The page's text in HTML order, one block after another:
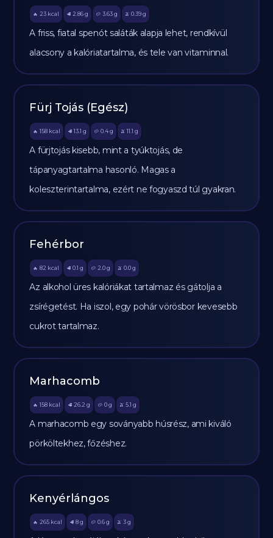
🔥 23 kcal 🥩 2.86 g 🥔 3.63g 🫒 0.39 g
A friss, fiatal spenót saláták alapja lehet, rendkívül
alacsony a kalóriatartalma, és tele van vitaminnal.
Fürj Tojás (Egész)
🔥 158 kcal 🥩 13.1 g 🥔 0.4g 🫒 11.1 g
A fürjtojás kisebb, mint a tyúktojás, de
tápanyagtartalma hasonló. Magas a
koleszterintartalma, ezért ne fogyaszd túl gyakran.
Fehérbor
🔥 82 kcal 🥩 0.1 g 🥔 2.0g 🫒 0.0 g
Az alkohol üres kalóriákat tartalmaz és gátolja a
zsírégetést. Ha iszol, egy pohár vörösbor kevesebb
cukrot tartalmaz.
Marhacomb
🔥 158 kcal 🥩 26.2 g 🥔 0g 🫒 5.1 g
A marhacomb egy soványabb húsrész, ami kiváló
pörköltekhez, főzéshez.
Kenyérlángos
🔥 265 kcal 🥩 8 g 🥔 0.6g 🫒 3 g